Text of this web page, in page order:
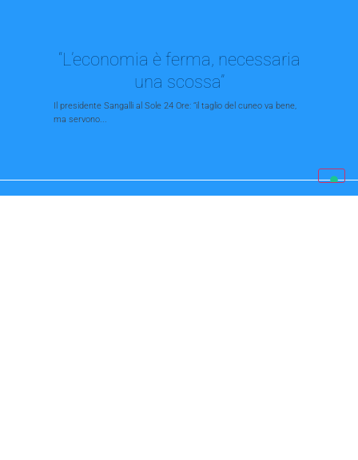
“L’economia è ferma, necessaria
una scossa”
Il presidente Sangalli al Sole 24 Ore: “il taglio del cuneo va bene,
ma servono...